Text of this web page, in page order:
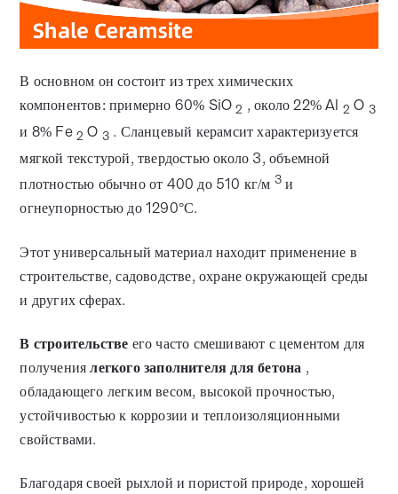
В основном он состоит из трех химических
компонентов: примерно 60% SiO2 , около 22% Al 2 O 3
и 8% Fe2 O 3 . Сланцевый керамсит характеризуется
мягкой текстурой, твердостью около 3, объемной
плотностью обычно от 400 до 510 кг/м 3 и
огнеупорностью до 1290°С.
Этот универсальный материал находит применение в
строительстве, садоводстве, охране окружающей среды
и других сферах.
В строительстве его часто смешивают с цементом для
получениялегкого заполнителя для бетона ,
обладающего легким весом, высокой прочностью,
устойчивостью к коррозии и теплоизоляционными
свойствами.
Благодаря своей рыхлой и пористой природе, хорошей